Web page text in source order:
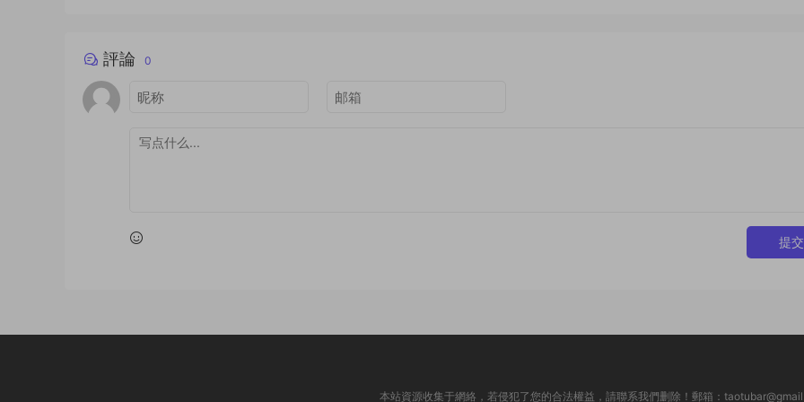
評論 0
提交
本站資源收集于網絡，若侵犯了您的合法權益，請聯系我們删除！郵箱：